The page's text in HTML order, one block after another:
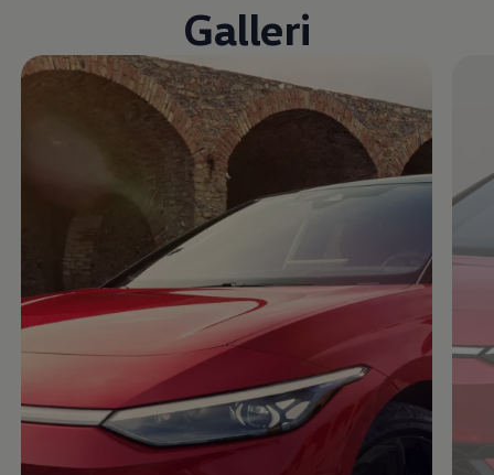
Galleri
Öppna helskärmsläge